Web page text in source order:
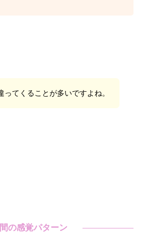
ってくることが多いですよね。
の感覚パターン